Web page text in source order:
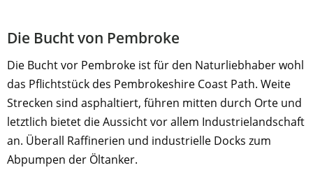
Die Bucht von Pembroke
Die Bucht vor Pembroke ist für den Naturliebhaber wohl
das Pflichtstück des Pembrokeshire Coast Path. Weite
Strecken sind asphaltiert, führen mitten durch Orte und
letztlich bietet die Aussicht vor allem Industrielandschaft
an. Überall Raffinerien und industrielle Docks zum
Abpumpen der Öltanker.